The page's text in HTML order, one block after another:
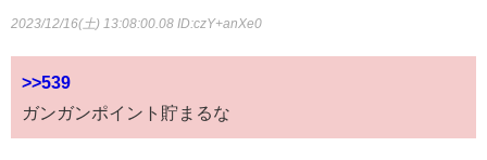
2023/12/16(土) 13:08:00.08 ID:czY+anXe0
>>539
ガンガンポイント貯まるな